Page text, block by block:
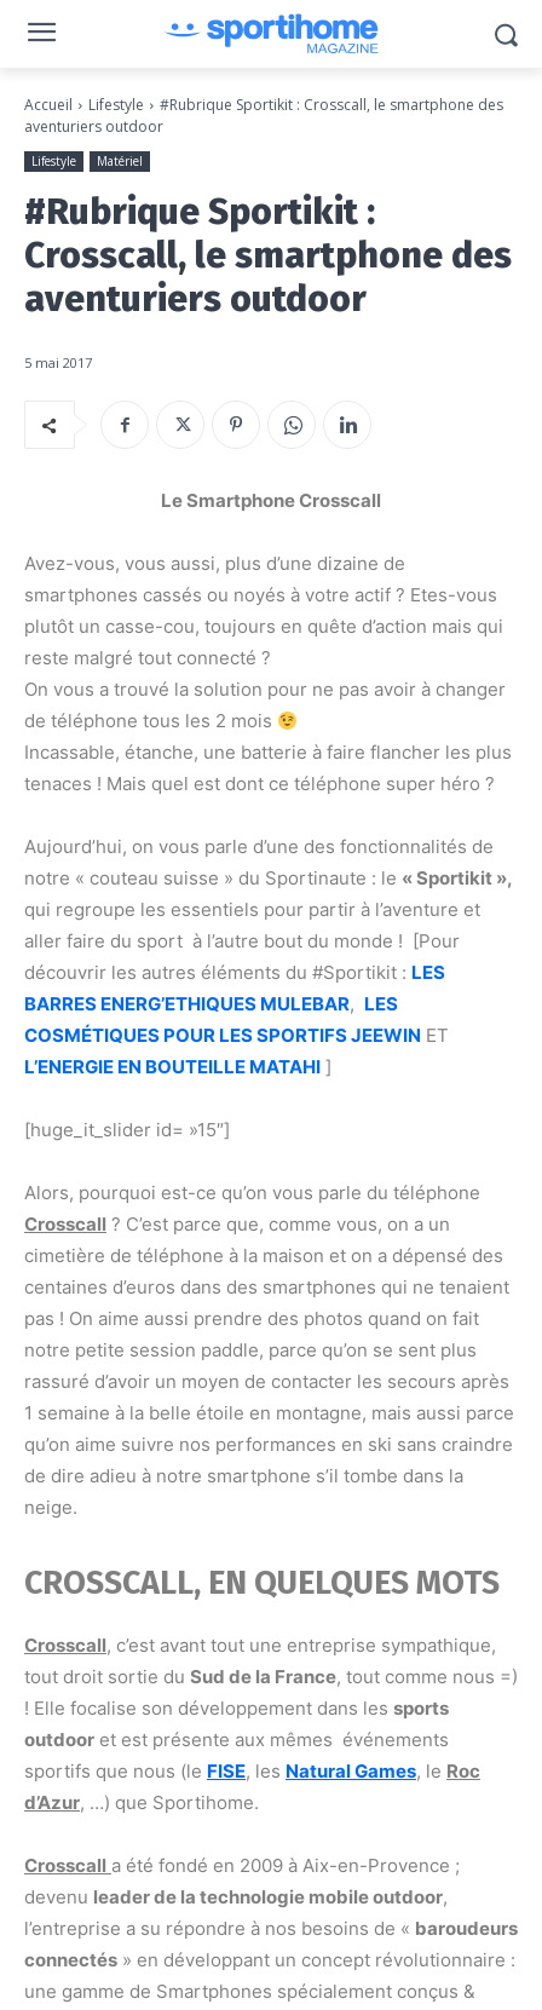
Accueil Lifestyle
#Rubrique Sportikit : Crosscall, le smartphone des
aventuriers outdoor
Lifestyle Matériel
#Rubrique Sportikit :
Crosscall, le smartphone des
aventuriers outdoor
5 mai 2017
Le Smartphone Crosscall
Avez-vous, vous aussi, plus d’une dizaine de
smartphones cassés ou noyés à votre actif ? Etes-vous
plutôt un casse-cou, toujours en quête d’action mais qui
reste malgré tout connecté ?
On vous a trouvé la solution pour ne pas avoir à changer
de téléphone tous les 2 mois
Incassable, étanche, une batterie à faire flancher les plus
tenaces ! Mais quel est dont ce téléphone super héro ?
Aujourd’hui, on vous parle d’une des fonctionnalités de
notre « couteau suisse » du Sportinaute : le « Sportikit »,
qui regroupe les essentiels pour partir à l’aventure et
aller faire du sport à l’autre bout du monde ! [Pour
découvrir les autres éléments du #Sportikit : LES
BARRES ENERG’ETHIQUES MULEBAR, LES
COSMÉTIQUES POUR LES SPORTIFS JEEWIN ET
L’ENERGIE EN BOUTEILLE MATAHI ]
[huge_it_slider id= »15″]
Alors, pourquoi est-ce qu’on vous parle du téléphone
Crosscall ? C’est parce que, comme vous, on a un
cimetière de téléphone à la maison et on a dépensé des
centaines d’euros dans des smartphones qui ne tenaient
pas ! On aime aussi prendre des photos quand on fait
notre petite session paddle, parce qu’on se sent plus
rassuré d’avoir un moyen de contacter les secours après
1 semaine à la belle étoile en montagne, mais aussi parce
qu’on aime suivre nos performances en ski sans craindre
de dire adieu à notre smartphone s’il tombe dans la
neige.
CROSSCALL, EN QUELQUES MOTS
Crosscall, c’est avant tout une entreprise sympathique,
tout droit sortie du Sud de la France, tout comme nous =)
! Elle focalise son développement dans les sports
outdoor et est présente aux mêmes événements
sportifs que nous (le FISE, les Natural Games, le Roc
d’Azur, …) que Sportihome.
Crosscall a été fondé en 2009 à Aix-en-Provence ;
devenu leader de la technologie mobile outdoor,
l’entreprise a su répondre à nos besoins de « baroudeurs
connectés » en développant un concept révolutionnaire :
une gamme de Smartphones spécialement conçus &